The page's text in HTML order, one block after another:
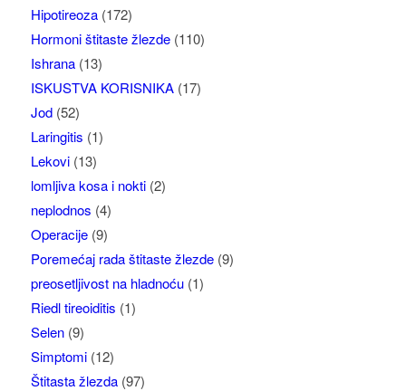
Hipotireoza(172)
Hormoni štitaste žlezde(110)
Ishrana(13)
ISKUSTVA KORISNIKA(17)
Jod(52)
Laringitis (1)
Lekovi(13)
lomljiva kosa i nokti(2)
neplodnos (4)
Operacije(9)
Poremećaj rada štitaste žlezde(9)
preosetljivost na hladnoću(1)
Riedl tireoiditis (1)
Selen(9)
Simptomi(12)
Štitasta žlezda(97)